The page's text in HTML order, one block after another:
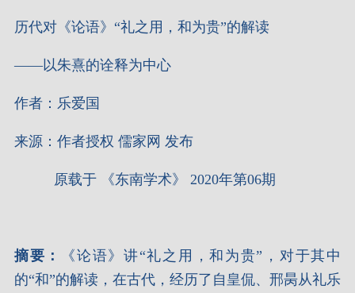
历代对《论语》“礼之用，和为贵”的解读
——以朱熹的诠释为中心
作者：乐爱国
来源：作者授权 儒家网 发布
原载于 《东南学术》 2020年第06期
摘要：
《论语》讲“礼之用，和为贵”，对于其中
的“和”的解读，在古代，经历了自皇侃、邢昺从礼乐